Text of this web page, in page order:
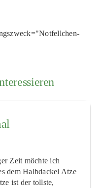
Zeit möchte ich
dem Halbdackel Atze
ist der tollste,